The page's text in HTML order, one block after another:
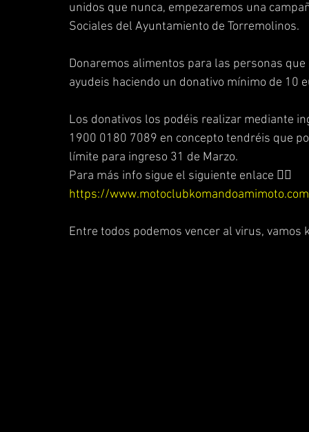
unidos que nunca, empezaremos una
Sociales del Ayuntamiento de Torremolinos.
Donaremos alimentos para las personas
ayudeis haciendo un donativo mínimo de 10
Los donativos los podéis realizar mediante
1900 0180 7089 en concepto tendréis que
límite para ingreso 31 de Marzo.
Para más info sigue el siguiente enlace 👉🏼
https://
Entre todos podemos vencer al virus, vamos